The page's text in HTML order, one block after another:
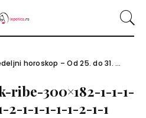
horoskop – Od 25. do 31. marta 2024.
ribe-300×182-1-1-1-
2-1-1-1-1-1-2-1-1